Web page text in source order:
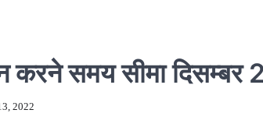
करने समय सीमा दिसम्बर
2022